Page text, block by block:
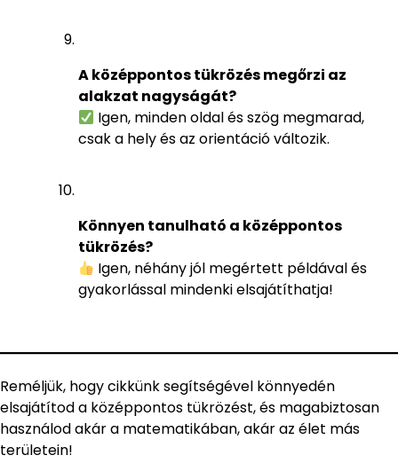
A középpontos tükrözés megőrzi az
alakzat nagyságát?
Igen, minden oldal és szög megmarad,
csak a hely és az orientáció változik.
Könnyen tanulható a középpontos
tükrözés?
Igen, néhány jól megértett példával és
gyakorlással mindenki elsajátíthatja!
Reméljük, hogy cikkünk segítségével könnyedén
elsajátítod a középpontos tükrözést, és magabiztosan
használod akár a matematikában, akár az élet más
területein!